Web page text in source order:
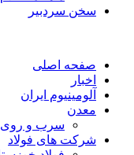
سخن سردبیر
صفحه اصلی
اخبار
آلومینیوم ایران
معدن
سرب و روی
شرکت های فولاد